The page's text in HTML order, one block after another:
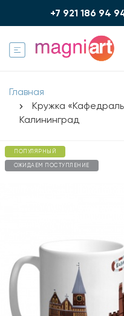
+7 921 186 94
Главная
Кружка
Калининград
ПОПУЛЯРНЫЙ
ОЖИДАЕМ ПОСТУПЛЕНИЕ